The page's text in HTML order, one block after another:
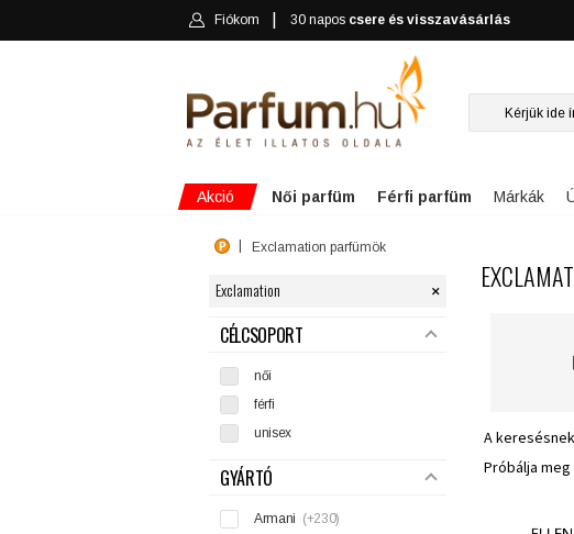
Fiókom 30 napos csere és visszavásárlás
Akció Női parfüm Férfi parfüm Márkák
Exclamation parfümök
Exclamation ×
SZŰRÉS
CÉLCSOPORT
női
férfi
unisex
GYÁRTÓ
Armani (+230)
A
Próbálja